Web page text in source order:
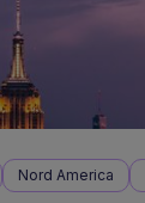
Nord America